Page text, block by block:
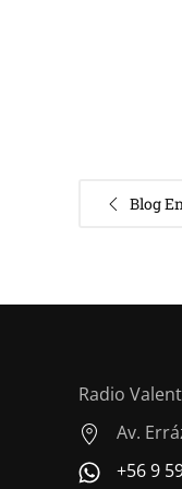
Blog
Radio
Av.
+56 9